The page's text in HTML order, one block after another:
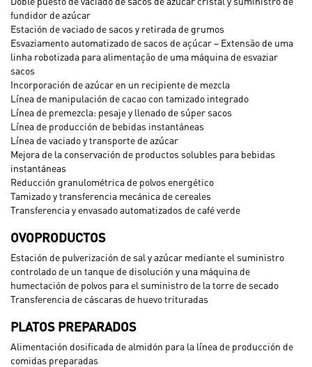
fundidor de azúcar
Estación de vaciado de sacos y retirada de grumos
Esvaziamento automatizado de sacos de açúcar – Extensão de uma
linha robotizada para alimentação de uma máquina de esvaziar
sacos
Incorporación de azúcar en un recipiente de mezcla
Línea de manipulación de cacao con tamizado integrado
Línea de premezcla: pesaje y llenado de súper sacos
Línea de producción de bebidas instantáneas
Línea de vaciado y transporte de azúcar
Mejora de la conservación de productos solubles para bebidas
instantáneas
Reducción granulométrica de polvos energético
Tamizado y transferencia mecánica de cereales
Transferencia y envasado automatizados de café verde
OVOPRODUCTOS
Estación de pulverización de sal y azúcar mediante el suministro
controlado de un tanque de disolución y una máquina de
humectación de polvos para el suministro de la torre de secado
Transferencia de cáscaras de huevo trituradas
PLATOS PREPARADOS
Alimentación dosificada de almidón para la línea de producción de
comidas preparadas